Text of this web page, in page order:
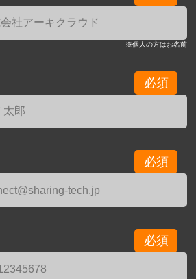
※個人の方はお名前
必須
必須
必須